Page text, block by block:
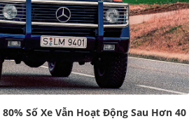
80% Số Xe Vẫn Hoạt Động Sau Hơn 40